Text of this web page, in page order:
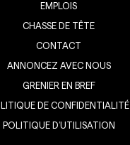
EMPLOIS
CHASSE DE TÊTE
CONTACT
ANNONCEZ AVEC NOUS
GRENIER EN BREF
DE CONFIDENTIALITÉ
POLITIQUE D’UTILISATION